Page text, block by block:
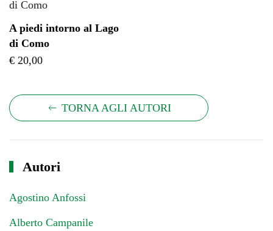
A piedi intorno al Lago
di Como
€ 20,00
TORNA AGLI AUTORI
Autori
Agostino Anfossi
Alberto Campanile